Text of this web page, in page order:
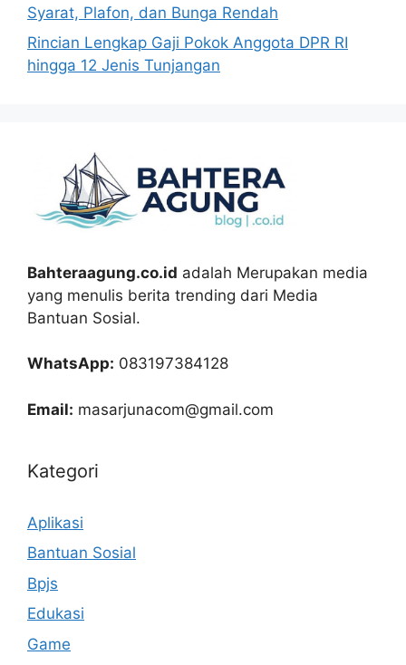
Syarat, Plafon, dan Bunga Rendah
Rincian Lengkap Gaji Pokok Anggota DPR RI
hingga 12 Jenis Tunjangan
Bahteraagung.co.id adalah Merupakan media
yang menulis berita trending dari Media
Bantuan Sosial.
WhatsApp: 083197384128
Email: masarjunacom@gmail.com
Kategori
Aplikasi
Bantuan Sosial
Bpjs
Edukasi
Game